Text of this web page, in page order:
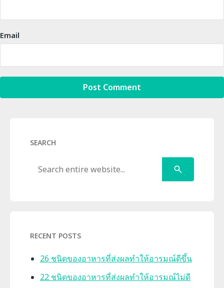
Email
SEARCH
RECENT POSTS
26 ชนิดของอาหารที่ส่งผลทำให้อารมณ์ดีขึ้น
22 ชนิดของอาหารที่ส่งผลทำให้อารมณ์ไม่ดี